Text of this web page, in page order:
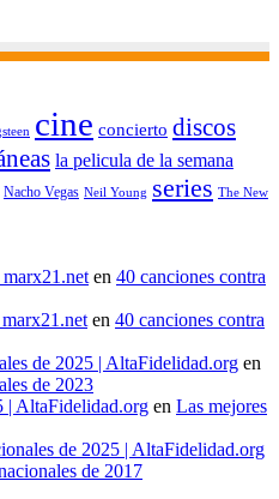
cine concierto discos
la pelicula de la semana
Nacho Vegas Neil Young series The New
en 40 canciones contra
en 40 canciones contra
de 2025 | AltaFidelidad.org en
de 2023
| AltaFidelidad.org en Las mejores
de 2025 | AltaFidelidad.org
de 2017